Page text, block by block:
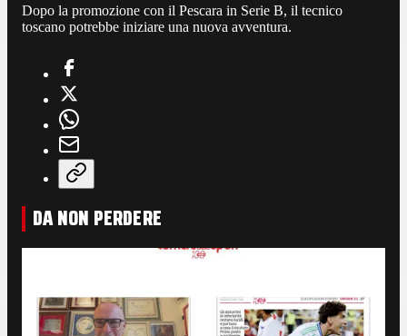
Dopo la promozione con il Pescara in Serie B, il tecnico
toscano potrebbe iniziare una nuova avventura.
DA NON PERDERE